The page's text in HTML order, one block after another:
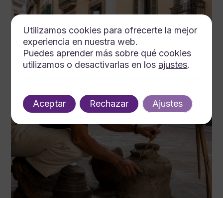
Utilizamos cookies para ofrecerte la mejor
experiencia en nuestra web.
Puedes aprender más sobre qué cookies
utilizamos o desactivarlas en los ajustes.
Aceptar Rechazar Ajustes